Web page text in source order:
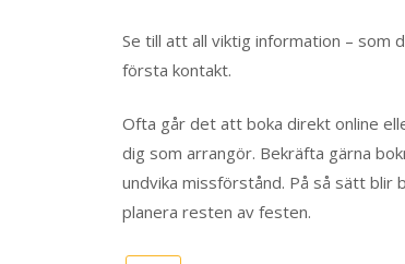
Se till att all viktig information – som
första kontakt.
Ofta går det att boka direkt online
dig som arrangör. Bekräfta gärna
undvika missförstånd. På så sätt blir
planera resten av festen.